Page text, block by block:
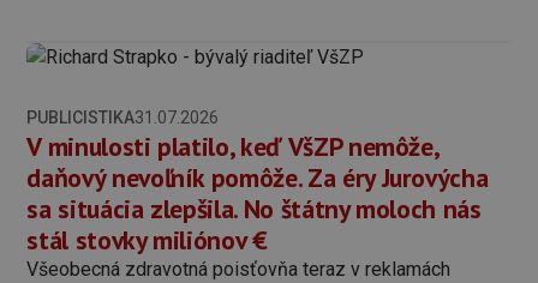
PUBLICISTIKA31.07.2026
V minulosti platilo, keď VšZP nemôže,
daňový nevoľník pomôže. Za éry Jurovýcha
sa situácia zlepšila. No štátny moloch nás
stál stovky miliónov €
Všeobecná zdravotná poisťovňa teraz v reklamách